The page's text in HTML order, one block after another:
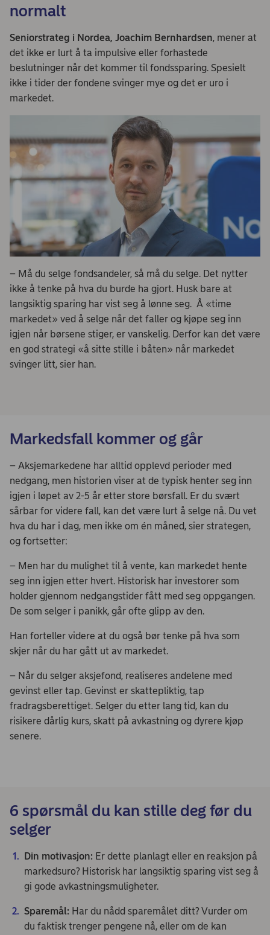
normalt
Seniorstrateg i Nordea, Joachim Bernhardsen, mener at
det ikke er lurt å ta impulsive eller forhastede
beslutninger når det kommer til fondssparing. Spesielt
ikke i tider der fondene svinger mye og det er uro i
markedet.
– Må du selge fondsandeler, så må du selge. Det nytter
ikke å tenke på hva du burde ha gjort. Husk bare at
langsiktig sparing har vist seg å lønne seg. Å «time
markedet» ved å selge når det faller og kjøpe seg inn
igjen når børsene stiger, er vanskelig. Derfor kan det være
en god strategi «å sitte stille i båten» når markedet
svinger litt, sier han.
Markedsfall kommer og går
– Aksjemarkedene har alltid opplevd perioder med
nedgang, men historien viser at de typisk henter seg inn
igjen i løpet av 2-5 år etter store børsfall. Er du svært
sårbar for videre fall, kan det være lurt å selge nå. Du vet
hva du har i dag, men ikke om én måned, sier strategen,
og fortsetter:
– Men har du mulighet til å vente, kan markedet hente
seg inn igjen etter hvert. Historisk har investorer som
holder gjennom nedgangstider fått med seg oppgangen.
De som selger i panikk, går ofte glipp av den.
Han forteller videre at du også bør tenke på hva som
skjer når du har gått ut av markedet.
– Når du selger aksjefond, realiseres andelene med
gevinst eller tap. Gevinst er skattepliktig, tap
fradragsberettiget. Selger du etter lang tid, kan du
risikere dårlig kurs, skatt på avkastning og dyrere kjøp
senere.
6 spørsmål du kan stille deg før du
selger
Din motivasjon: Er dette planlagt eller en reaksjon på
markedsuro? Historisk har langsiktig sparing vist seg å
gi gode avkastningsmuligheter.
Sparemål: Har du nådd sparemålet ditt? Vurder om
du faktisk trenger pengene nå, eller om de kan